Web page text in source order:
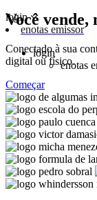
login
enotas emissor
login
enotas
Você vende,
Conectado à sua
digital ou físico.
Começar